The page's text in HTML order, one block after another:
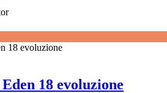
18 evoluzione